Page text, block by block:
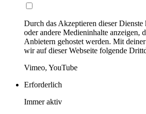
Durch das Akzeptieren dieser
oder andere Medieninhalte anzeigen,
Anbietern gehostet werden. Mit
wir auf dieser Webseite folgende
Vimeo, YouTube
Erforderlich
Immer aktiv